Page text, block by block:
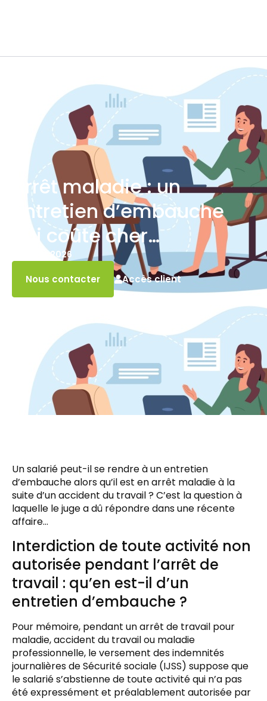
Arrêt maladie : un
entretien d’embauche
qui coûte cher…
27 AVRIL 2026
Nous contacter Accès client
Un salarié peut-il se rendre à un entretien
d’embauche alors qu’il est en arrêt maladie à la
suite d’un accident du travail ? C’est la question à
laquelle le juge a dû répondre dans une récente
affaire…
Interdiction de toute activité non
autorisée pendant l’arrêt de
travail : qu’en est-il d’un
entretien d’embauche ?
Pour mémoire, pendant un arrêt de travail pour
maladie, accident du travail ou maladie
professionnelle, le versement des indemnités
journalières de Sécurité sociale (IJSS) suppose que
le salarié s’abstienne de toute activité qui n’a pas
été expressément et préalablement autorisée par